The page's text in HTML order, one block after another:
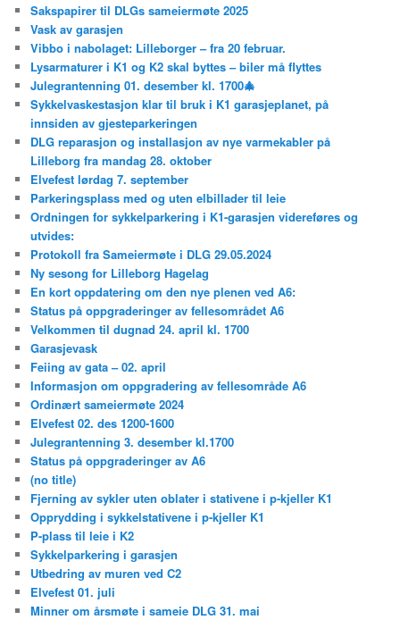
Sakspapirer til DLGs sameiermøte 2025
Vask av garasjen
Vibbo i nabolaget: Lilleborger – fra 20 februar.
Lysarmaturer i K1 og K2 skal byttes – biler må flyttes
Julegrantenning 01. desember kl. 1700🎄
Sykkelvaskestasjon klar til bruk i K1 garasjeplanet, på
innsiden av gjesteparkeringen
DLG reparasjon og installasjon av nye varmekabler på
Lilleborg fra mandag 28. oktober
Elvefest lørdag 7. september
Parkeringsplass med og uten elbillader til leie
Ordningen for sykkelparkering i K1-garasjen videreføres og
utvides:
Protokoll fra Sameiermøte i DLG 29.05.2024
Ny sesong for Lilleborg Hagelag
En kort oppdatering om den nye plenen ved A6:
Status på oppgraderinger av fellesområdet A6
Velkommen til dugnad 24. april kl. 1700
Garasjevask
Feiing av gata – 02. april
Informasjon om oppgradering av fellesområde A6
Ordinært sameiermøte 2024
Elvefest 02. des 1200-1600
Julegrantenning 3. desember kl.1700
Status på oppgraderinger av A6
(no title)
Fjerning av sykler uten oblater i stativene i p-kjeller K1
Opprydding i sykkelstativene i p-kjeller K1
P-plass til leie i K2
Sykkelparkering i garasjen
Utbedring av muren ved C2
Elvefest 01. juli
Minner om årsmøte i sameie DLG 31. mai